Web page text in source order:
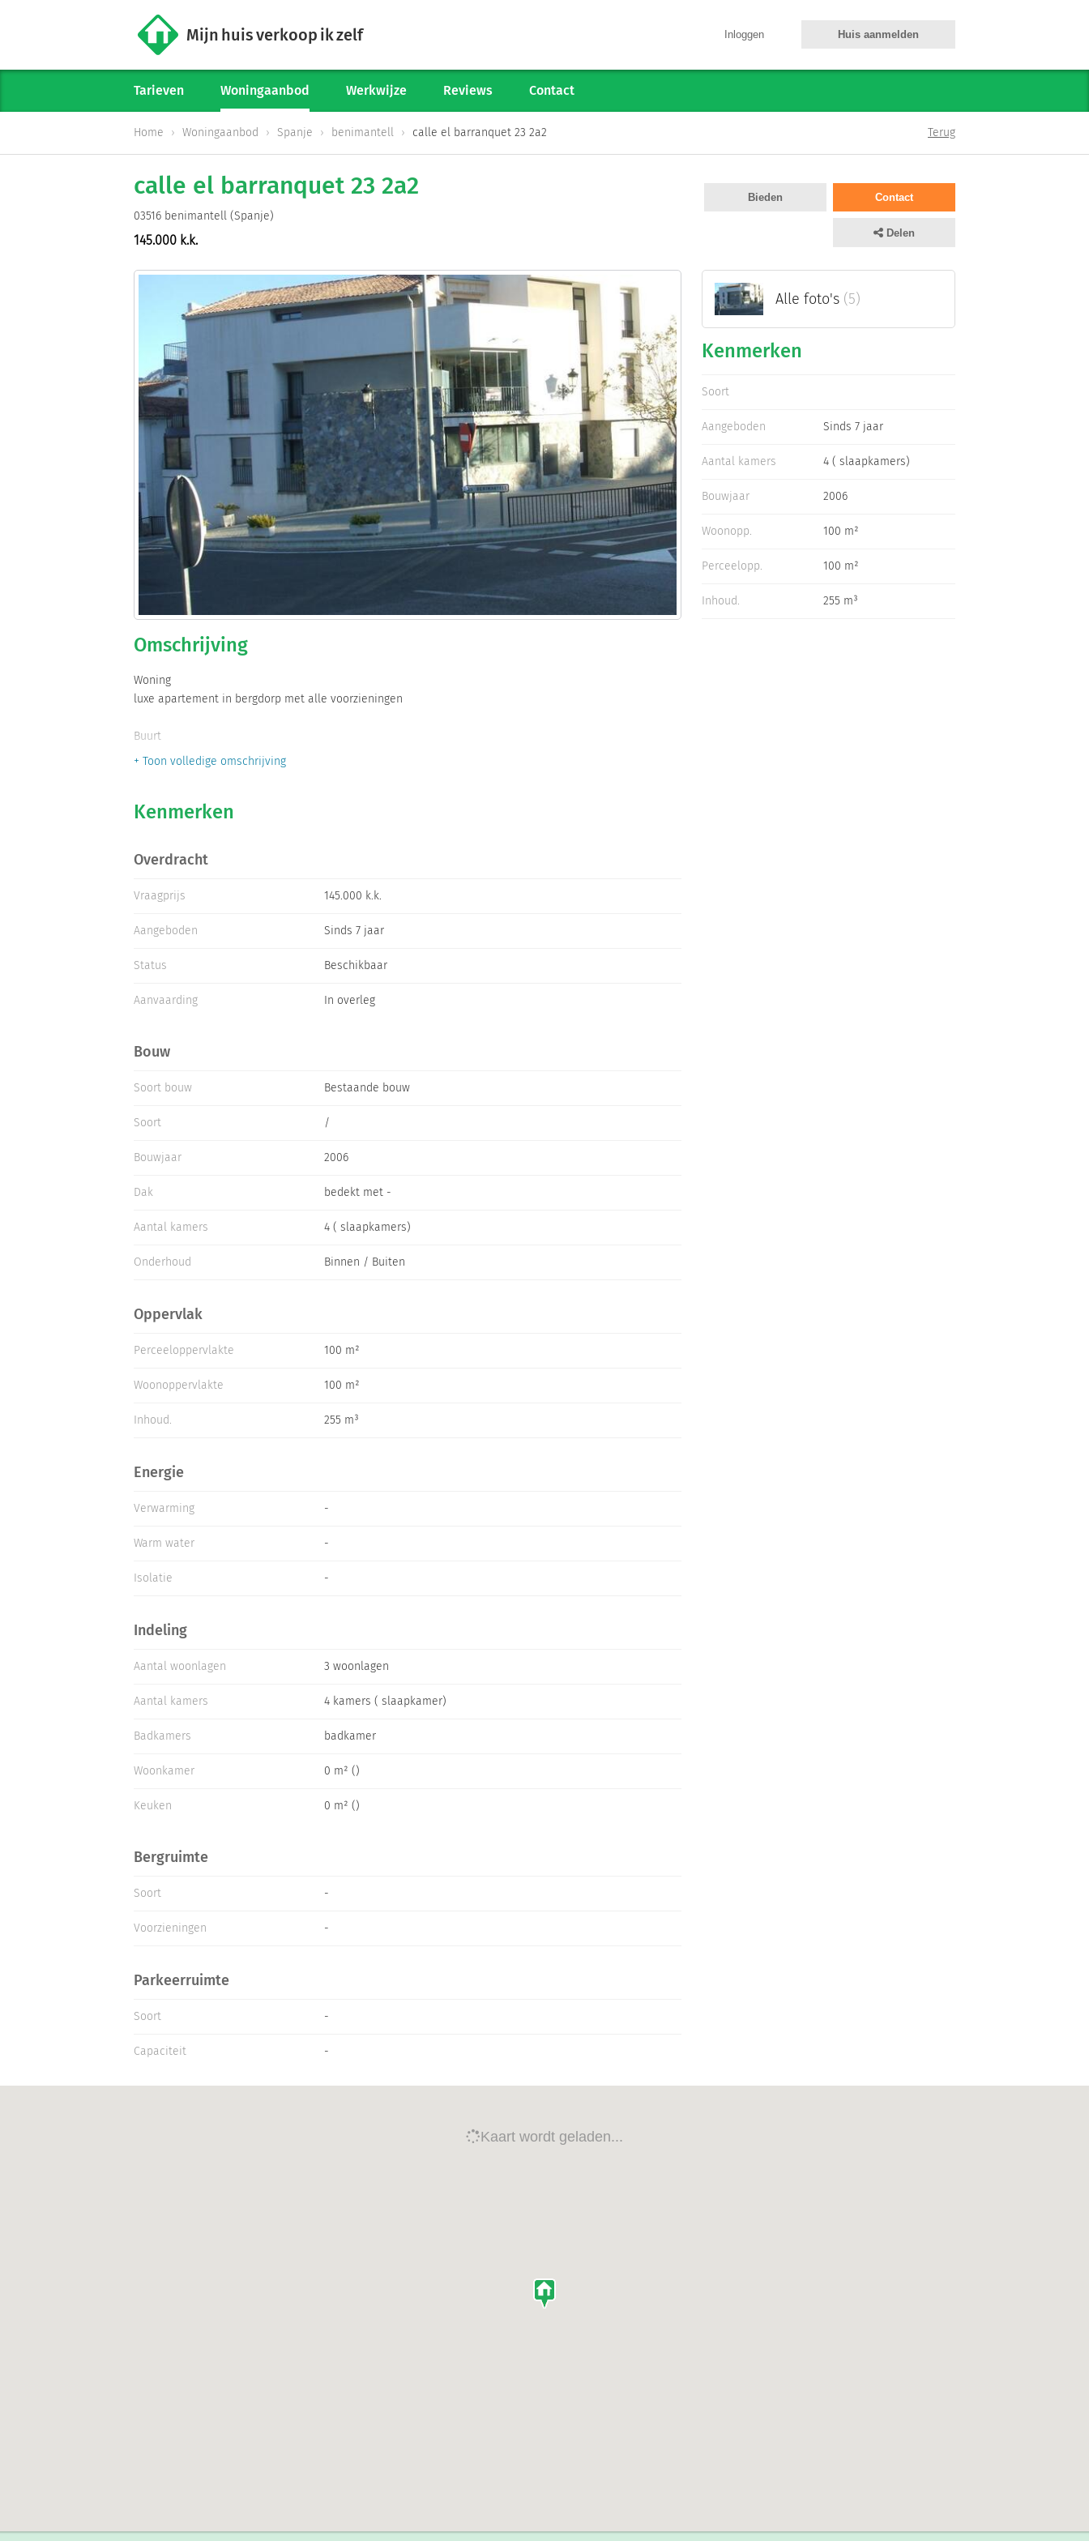
Woningaanbod
Werkwijze
Verkoop starten
Informatiegesprek
Inloggen
Mijn huis verkoop ik zelf Inloggen Huis aanmelden
Tarieven Woningaanbod Werkwijze Reviews Contact
Home Woningaanbod Spanje benimantell calle el barranquet 23 2a2 Terug
calle el barranquet 23 2a2
03516 benimantell (Spanje)
145.000 k.k.
Contact
Bieden
Delen
Alle foto's (5)
Kenmerken
Soort
Aangeboden Sinds 7 jaar
Aantal kamers 4 ( slaapkamers)
Bouwjaar 2006
Woonopp. 100 m²
Perceelopp. 100 m²
Inhoud. 255 m³
Omschrijving
Woning
luxe apartement in bergdorp met alle voorzieningen
Buurt
zeer rustig apartementengebouw bij de ingang van het dorp
uitstekende weg met aanweerszijden fietspad
Faciliteiten
restaurants postkantoor supermarktjes dokter apotheker
lift aanwezig
+ Toon volledige omschrijving
Kenmerken
Overdracht
Vraagprijs 145.000 k.k.
Aangeboden Sinds 7 jaar
Status Beschikbaar
Aanvaarding In overleg
Bouw
Soort bouw Bestaande bouw
Soort /
Bouwjaar 2006
Dak bedekt met -
Aantal kamers 4 ( slaapkamers)
Onderhoud Binnen / Buiten
Oppervlak
Perceeloppervlakte 100 m²
Woonoppervlakte 100 m²
Inhoud. 255 m³
Energie
Verwarming -
Warm water -
Isolatie -
Indeling
Aantal woonlagen 3 woonlagen
Aantal kamers 4 kamers ( slaapkamer)
Badkamers badkamer
Woonkamer 0 m² ()
Keuken 0 m² ()
Bergruimte
Soort -
Voorzieningen -
Parkeerruimte
Soort -
Capaciteit -